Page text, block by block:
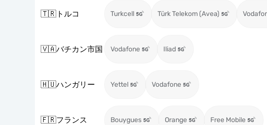
🇹🇷 トルコ Turkcell Türk Telekom (Avea)
🇻🇦バチカン市国 Vodafone Iliad
🇭🇺ハンガリー Yettel Vodafone
🇫🇷フランス Bouygues Orange Free Mobile